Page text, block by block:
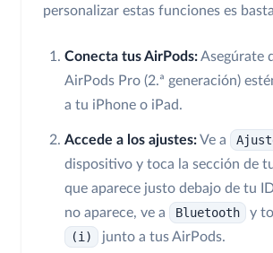
personalizar estas funciones es
Conecta tus AirPods:Asegúrate
AirPods Pro (2.ª generación)
a tu iPhone o iPad.
Accede a los ajustes:Ve a
dispositivo y toca la sección de
que aparece justo debajo de tu
no aparece, ve a
Bluetooth
y
(i)
junto a tus AirPods.